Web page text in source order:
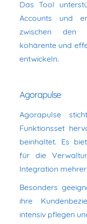
Das Tool
Accounts und
zwischen den
kohärente und
entwickeln.
Agorapulse
Agorapulse
Funktionsset
beinhaltet. Es
für die
Integration
Besonders
ihre
intensiv pflegen